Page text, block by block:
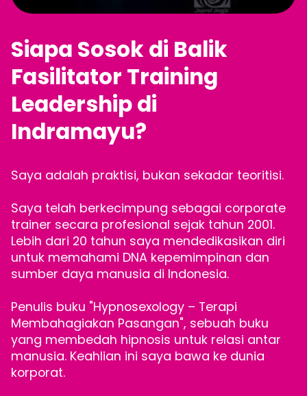
Siapa Sosok di Balik
Fasilitator Training
Leadership di
Indramayu?
Saya adalah praktisi, bukan sekadar teoritisi.
Saya telah berkecimpung sebagai corporate
trainer secara profesional sejak tahun 2001.
Lebih dari 20 tahun saya mendedikasikan diri
untuk memahami DNA kepemimpinan dan
sumber daya manusia di Indonesia.
Penulis buku "Hypnosexology – Terapi
Membahagiakan Pasangan", sebuah buku
yang membedah hipnosis untuk relasi antar
manusia. Keahlian ini saya bawa ke dunia
korporat.